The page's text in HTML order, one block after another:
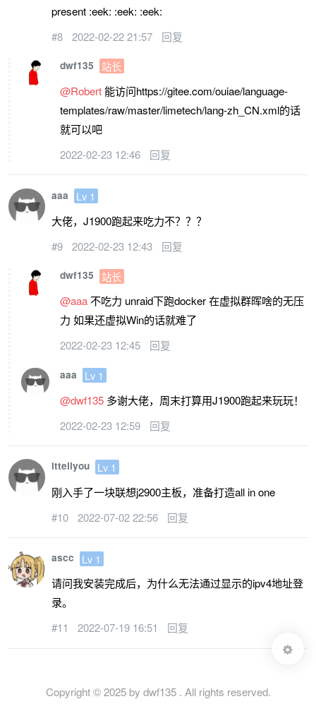
present :eek: :eek: :eek:
#8
2022-02-22 21:57 回复
dwf135
站长
@Robert 能访问https://gitee.com/ouiae/language-
templates/raw/master/limetech/lang-zh_CN.xml的话
就可以吧
2022-02-23 12:46
回复
aaa
Lv 1
大佬，J1900跑起来吃力不？？？
#9
2022-02-23 12:43 回复
dwf135
站长
@aaa 不吃力 unraid下跑docker 在虚拟群晖啥的无压
力 如果还虚拟Win的话就难了
2022-02-23 12:45
回复
aaa
Lv 1
@dwf135 多谢大佬，周末打算用J1900跑起来玩玩！
2022-02-23 12:59
回复
ittellyou
Lv 1
刚入手了一块联想j2900主板，准备打造all in one
#10
2022-07-02 22:56 回复
ascc
Lv 1
请问我安装完成后，为什么无法通过显示的ipv4地址登
录。
#11
2022-07-19 16:51 回复
Copyright © 2025 by dwf135 . All rights reserved.